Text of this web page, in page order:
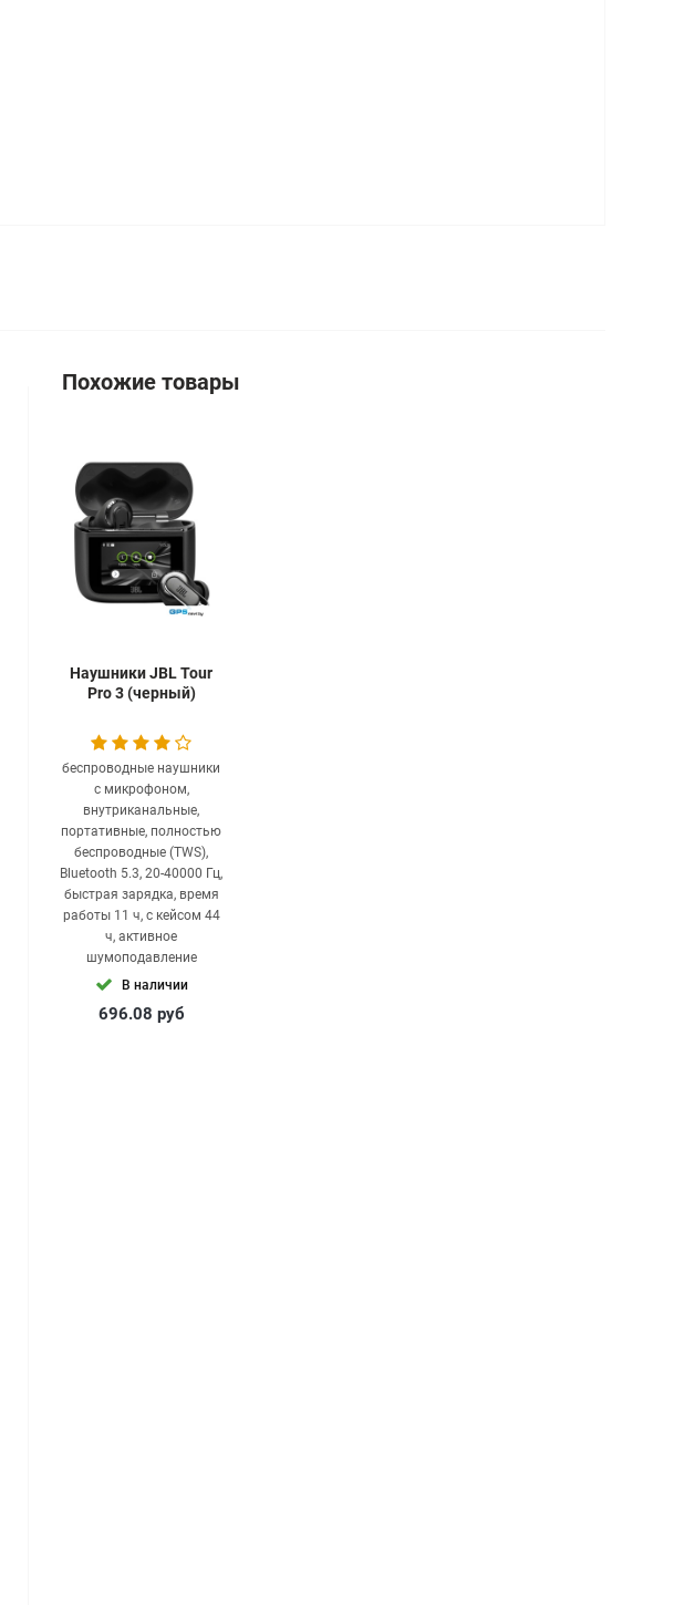
Похожие товары
Наушники JBL Tour
Pro 3 (черный)
беспроводные наушники
с микрофоном,
внутриканальные,
портативные, полностью
беспроводные (TWS),
Bluetooth 5.3, 20-40000 Гц,
быстрая зарядка, время
работы 11 ч, с кейсом 44
ч, активное
шумоподавление
В наличии
696.08 руб